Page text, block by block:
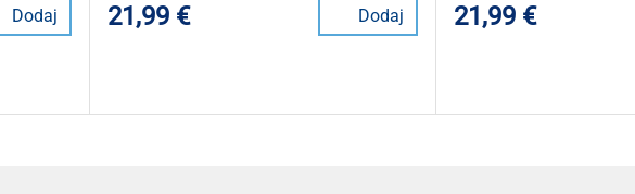
Dodaj 21,99 € Dodaj 21,99 €